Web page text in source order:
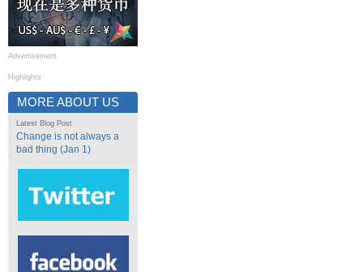
Advertisement
Highlights
MORE ABOUT US
Latest Blog Post
Change is not always a
bad thing (Jan 1)